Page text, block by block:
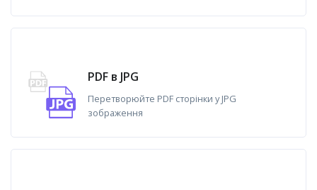
PDF в JPG
Перетворюйте PDF сторінки у JPG
зображення